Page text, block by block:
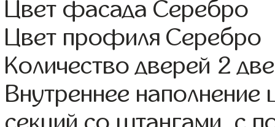
Цвет фасада Серебро
Цвет профиля Серебро
Количество дверей 2
Внутреннее